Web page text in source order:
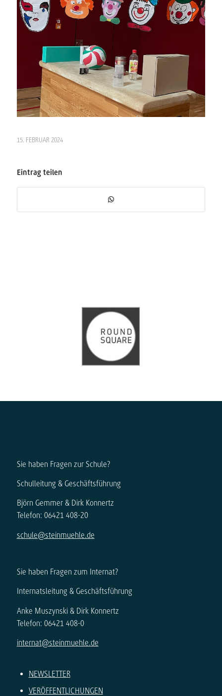
15. FEBRUAR 2024
Eintrag teilen
Sie haben Fragen zur Schule?
Schulleitung & Geschäftsführung
Björn Gemmer & Dirk Konnertz
Telefon: 06421 408-20
schule@steinmuehle.de
Sie haben Fragen zum Internat?
Internatsleitung & Geschäftsführung
Anke Muszynski & Dirk Konnertz
Telefon: 06421 408-0
internat@steinmuehle.de
NEWSLETTER
VERÖFFENTLICHUNGEN